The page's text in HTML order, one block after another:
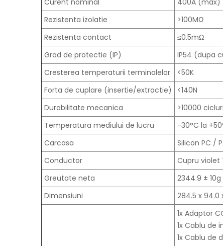
Curent nominal
400A (max)
Rezistenta izolatie
>100MΩ
Rezistenta contact
≤0.5mΩ
Grad de protectie (IP)
IP54 (dupa
Cresterea temperaturii terminalelor
<50K
Forta de cuplare (insertie/extractie)
<140N
Durabilitate mecanica
>10000
Temperatura mediului de lucru
-30°C la
Carcasa
Silicon PC /
Conductor
Cupru violet
Greutate neta
2344.9 ± 10g
Dimensiuni
284.5 x 94.0
1x Adaptor
1x Cablu de
1x Cablu de